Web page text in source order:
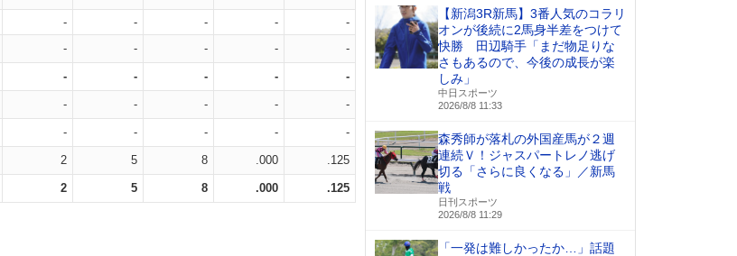
- - - -
-
- - - - -
- - - - -
- - - - -
- - - - -
2 5 8 .000 .125
2 5 8 .000 .125
【新潟3R新馬】3番人気のコラリ
オンが後続に2馬身半差をつけて
快勝 田辺騎手「まだ物足りな
さもあるので、今後の成長が楽
しみ」
中日スポーツ
2026/8/8 11:33
森秀師が落札の外国産馬が２週
連続Ｖ！ジャスパートレノ逃げ
切る「さらに良くなる」／新馬
戦
日刊スポーツ
2026/8/8 11:29
「一発は難しかったか…」話題